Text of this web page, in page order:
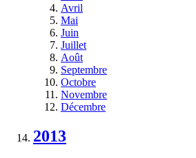
Avril
Mai
Juin
Juillet
Août
Septembre
Octobre
Novembre
Décembre
2013